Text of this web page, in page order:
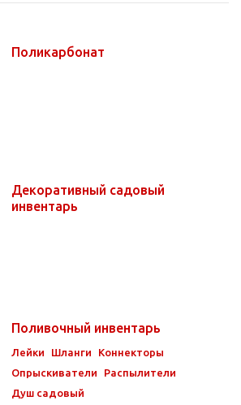
Поликарбонат
Декоративный садовый
инвентарь
Поливочный инвентарь
Лейки Шланги
Коннекторы
Опрыскиватели
Распылители
Душ садовый